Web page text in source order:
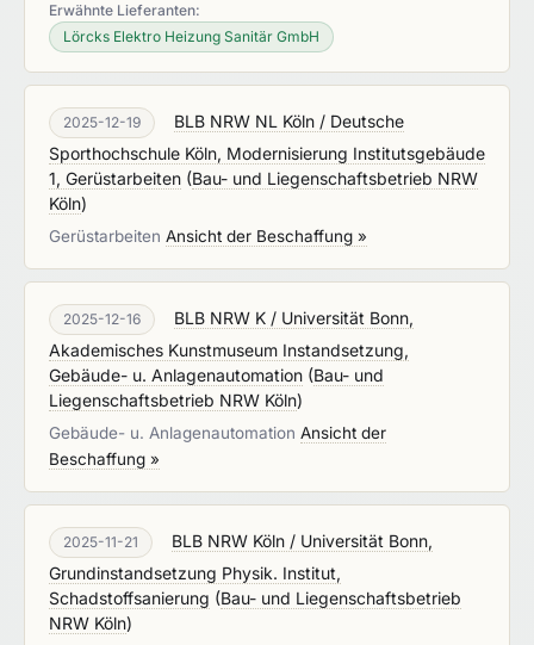
Erwähnte Lieferanten:
Lörcks Elektro Heizung Sanitär GmbH
2025-12-19
BLB NRW NL Köln / Deutsche
Sporthochschule Köln, Modernisierung Institutsgebäude
1, Gerüstarbeiten (Bau- und Liegenschaftsbetrieb NRW
Köln)
Gerüstarbeiten Ansicht der Beschaffung »
2025-12-16
BLB NRW K / Universität Bonn,
Akademisches Kunstmuseum Instandsetzung,
Gebäude- u. Anlagenautomation (Bau- und
Liegenschaftsbetrieb NRW Köln)
Gebäude- u. Anlagenautomation Ansicht der
Beschaffung »
2025-11-21
BLB NRW Köln / Universität Bonn,
Grundinstandsetzung Physik. Institut,
Schadstoffsanierung (Bau- und Liegenschaftsbetrieb
NRW Köln)